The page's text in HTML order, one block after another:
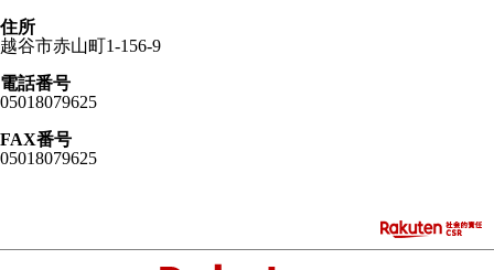
住所
越谷市赤山町1-156-9
電話番号
05018079625
FAX番号
05018079625